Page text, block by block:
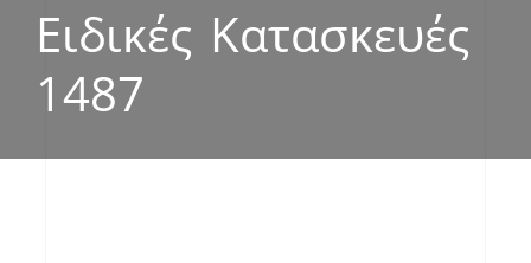
Ειδικές Κατασκευές
1487